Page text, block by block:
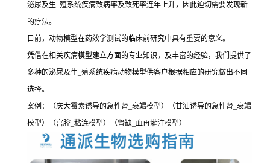
泌尿及生_殖系统疾病致病率及致死率连年上升，因此迫切需要发现新
的疗法。
目前，动物模型在药效学测试的临床前研究中具有重要的意义。
凭借在相关疾病模型建立方面的专业知识，及丰富的经验，我们提供了
多种的泌尿及生_殖系统疾病动物模型供客户根据相应的研究做出不同
选择。
案例：（庆大霉素诱导的急性肾_衰竭模型）（甘油诱导的急性肾_衰竭
模型）（宫腔_粘连模型）（肾缺_血再灌注模型）